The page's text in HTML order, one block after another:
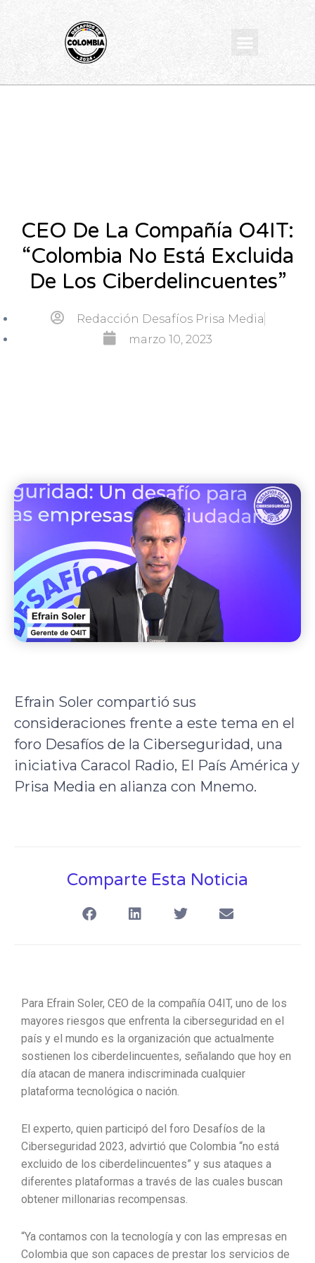
Menu
CEO De La Compañía O4IT:
“Colombia No Está Excluida
De Los Ciberdelincuentes”
Redacción Desafíos Prisa Media
marzo 10, 2023
Efrain Soler compartió sus
consideraciones frente a este tema en el
foro Desafíos de la Ciberseguridad, una
iniciativa Caracol Radio, El País América y
Prisa Media en alianza con Mnemo.
Comparte Esta Noticia
Para Efrain Soler, CEO de la compañía O4IT, uno de los
mayores riesgos que enfrenta la ciberseguridad en el
país y el mundo es la organización que actualmente
sostienen los ciberdelincuentes, señalando que hoy en
día atacan de manera indiscriminada cualquier
plataforma tecnológica o nación.
El experto, quien participó del foro Desafíos de la
Ciberseguridad 2023, advirtió que Colombia “no está
excluido de los ciberdelincuentes” y sus ataques a
diferentes plataformas a través de las cuales buscan
obtener millonarias recompensas.
“Ya contamos con la tecnología y con las empresas en
Colombia que son capaces de prestar los servicios de